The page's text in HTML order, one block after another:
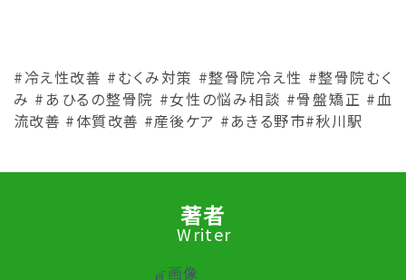
#冷え性改善 #むくみ対策 #整骨院冷え性 #整骨院むく
み #あひるの整骨院 #女性の悩み相談 #骨盤矯正 #血
流改善 #体質改善 #産後ケア #あきる野市#秋川駅
著者
Writer